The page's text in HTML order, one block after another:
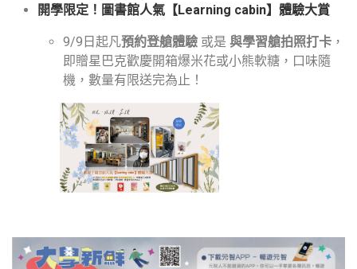
開學限定！圖書館人氣【 Learning cabin】體驗大賞
9/9日起凡預約登艙體驗 或是 與學習艙拍照打卡 ，
即贈星巴克歡慶開箱爆米花或小熊軟糖，口味隨
機，數量有限送完為止！